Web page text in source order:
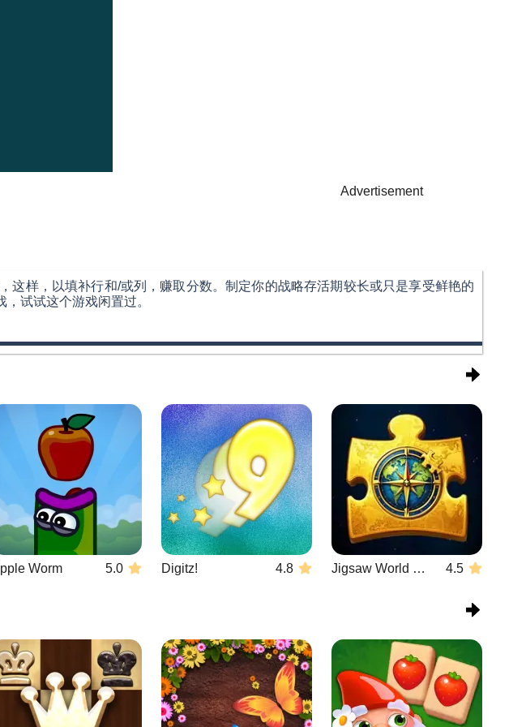
Advertisement
样，以填补行和/或列，赚取分数。制定你的战略存活期较长或只是享受鲜艳的
试试这个游戏闲置过。
Worm 5.0 Digitz! 4.8 Jigsaw World Challenge 4.5